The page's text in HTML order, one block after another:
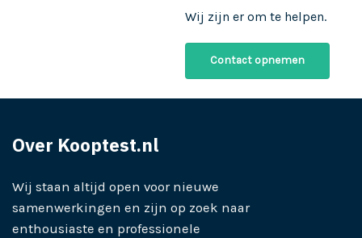
Wij zijn er om te helpen.
Contact opnemen
Over Kooptest.nl
Wij staan altijd open voor nieuwe
samenwerkingen en zijn op zoek naar
enthousiaste en professionele